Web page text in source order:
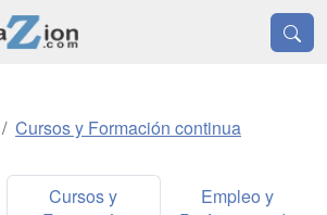
Cursos y Formación continua
Cursos y
Empleo y